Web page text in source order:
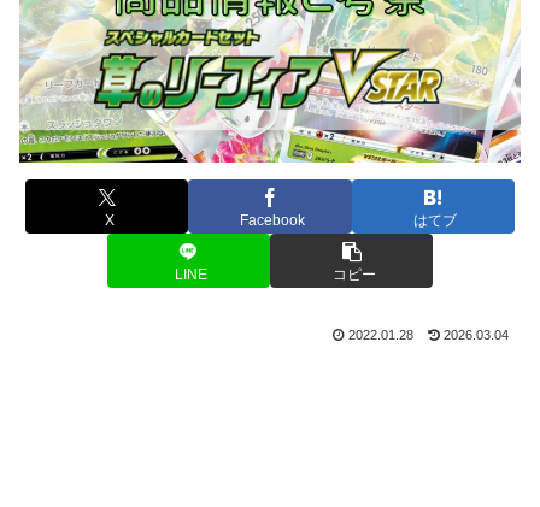
X Facebook はてブ
LINE コピー
2022.01.28 2026.03.04